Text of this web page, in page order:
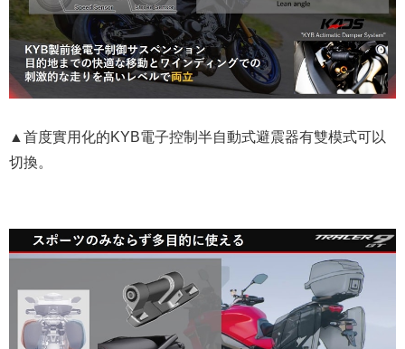
▲首度實用化的KYB電子控制半自動式避震器有雙模式可以
切換。